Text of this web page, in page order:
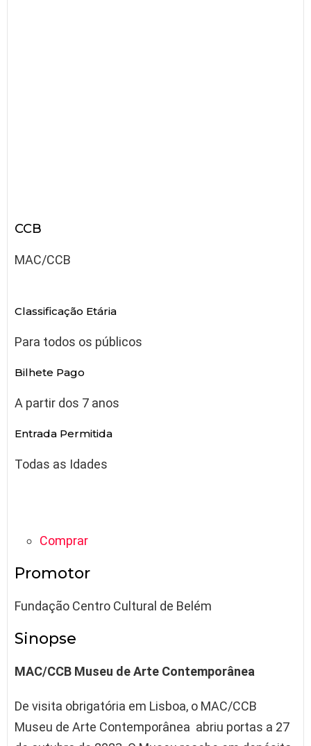
CCB
MAC/CCB
Classificação Etária
Para todos os públicos
Bilhete Pago
A partir dos 7 anos
Entrada Permitida
Todas as Idades
Comprar
Promotor
Fundação Centro Cultural de Belém
Sinopse
MAC/CCB Museu de Arte Contemporânea
De visita obrigatória em Lisboa, o MAC/CCB
Museu de Arte Contemporânea abriu portas a 27